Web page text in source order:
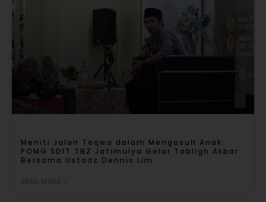
Meniti Jalan Taqwa dalam Mengasuh Anak:
POMG SDIT TBZ Jatimulya Gelar Tabligh Akbar
Bersama Ustadz Dennis Lim
READ MORE »